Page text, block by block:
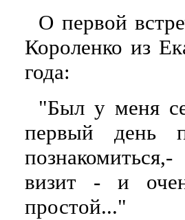
О первой
Короленко из
года:
"Был у меня
первый день
визит - и
простой..."